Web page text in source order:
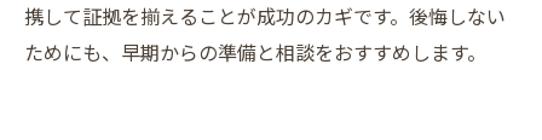
携して証拠を揃えることが成功のカギです。後悔しない
ためにも、早期からの準備と相談をおすすめします。